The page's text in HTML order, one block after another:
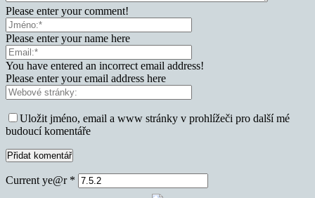
Please enter your comment!
Please enter your name here
You have entered an incorrect email address!
Please enter your email address here
Uložit jméno, email a www stránky v prohlížeči pro další mé
budoucí komentáře
Current ye@r *